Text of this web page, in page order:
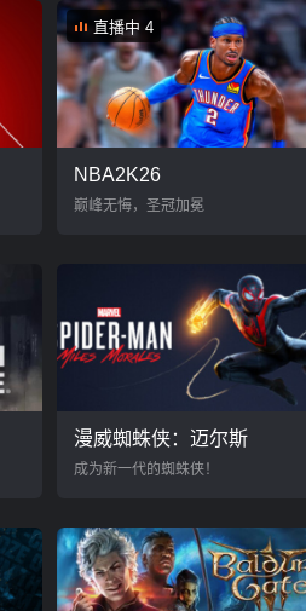
NBA2K26
巅峰无悔，圣冠加冕
直播中 4
漫威蜘蛛侠：迈尔斯
成为新一代的蜘蛛侠！